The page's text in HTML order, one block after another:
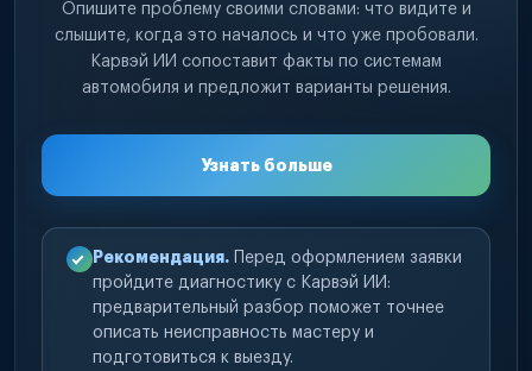
Опишите проблему своими словами: что видите и
слышите, когда это началось и что уже пробовали.
Карвэй ИИ сопоставит факты по системам
автомобиля и предложит варианты решения.
Узнать больше
Рекомендация. Перед оформлением заявки
пройдите диагностику с Карвэй ИИ:
предварительный разбор поможет точнее
описать неисправность мастеру и
подготовиться к выезду.